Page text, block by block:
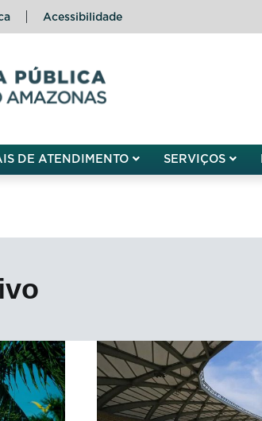
Acessibilidade
do Amazonas
DE ATENDIMENTO SERVIÇOS